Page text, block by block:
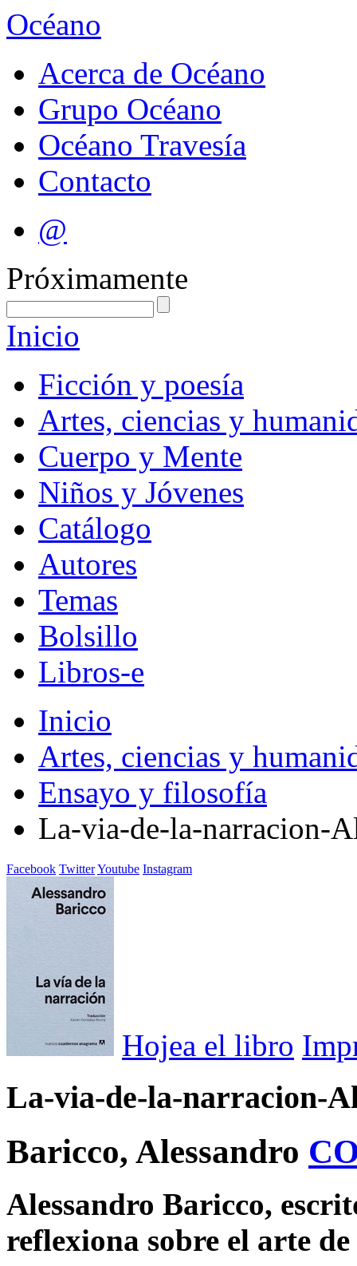
Océano
Acerca de Océano
Grupo Océano
Océano Travesía
Contacto
@
Próximamente
Inicio
Ficción y poesía
Artes, ciencias y
Cuerpo y Mente
Niños y Jóvenes
Catálogo
Autores
Temas
Bolsillo
Libros-e
Inicio
Artes, ciencias y
Ensayo y filosofía
La-via-de-la-narracion-
Facebook TwitterYoutube Instagram
Hojea el libro
La-via-de-la-narracion-
Baricco, Alessandro
Alessandro Baricco,
reflexiona sobre el arte